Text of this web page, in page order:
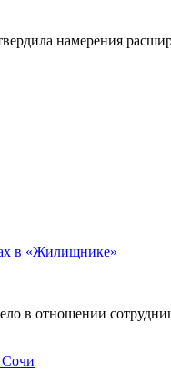
намерения
в «Жилищнике»
в отношении